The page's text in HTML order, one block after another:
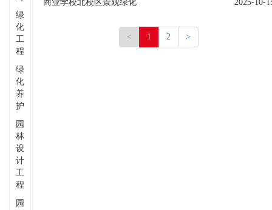
绿
化
工
程
绿
化
养
护
园
林
设
计
工
程
园
商业学校北校区景观绿化 2025-10-
< 1 2 >